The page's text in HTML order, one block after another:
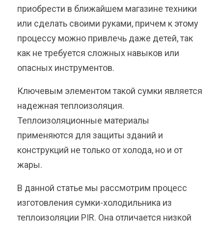
приобрести в ближайшем магазине техники
или сделать своими руками, причем к этому
процессу можно привлечь даже детей, так
как не требуется сложных навыков или
опасных инструментов.
Ключевым элементом такой сумки является
надежная теплоизоляция.
Теплоизоляционные материалы
применяются для защиты зданий и
конструкций не только от холода, но и от
жары.
В данной статье мы рассмотрим процесс
изготовления сумки-холодильника из
теплоизоляции PIR. Она отличается низкой